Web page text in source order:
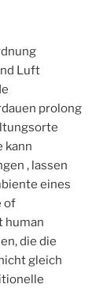
Luft
prolong
kann
, lassen
eines
of
human
die die
gleich